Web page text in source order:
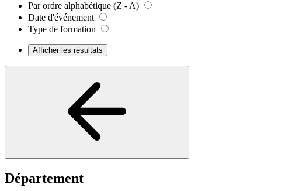
Par ordre alphabétique (Z - A)
Date d'événement
Type de formation
Afficher les résultats
Département